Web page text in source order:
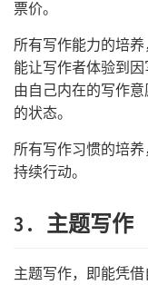
票价。
所有写作能力的培
能让写作者体验到
由自己内在的写作
的状态。
所有写作习惯的培
持续行动。
3. 主题写作
主题写作，即能凭